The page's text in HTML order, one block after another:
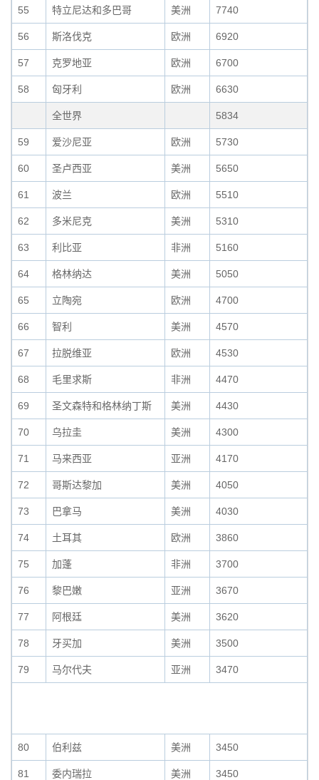
55 特立尼达和多巴哥 美洲 7740
56 斯洛伐克 欧洲 6920
57 克罗地亚 欧洲 6700
58 匈牙利 欧洲 6630
全世界 5834
59 爱沙尼亚 欧洲 5730
60 圣卢西亚 美洲 5650
61 波兰 欧洲 5510
62 多米尼克 美洲 5310
63 利比亚 非洲 5160
64 格林纳达 美洲 5050
65 立陶宛 欧洲 4700
66 智利 美洲 4570
67 拉脱维亚 欧洲 4530
68 毛里求斯 非洲 4470
69 圣文森特和格林纳丁斯 美洲 4430
70 乌拉圭 美洲 4300
71 马来西亚 亚洲 4170
72 哥斯达黎加 美洲 4050
73 巴拿马 美洲 4030
74 土耳其 欧洲 3860
75 加蓬 非洲 3700
76 黎巴嫩 亚洲 3670
77 阿根廷 美洲 3620
78 牙买加 美洲 3500
79 马尔代夫 亚洲 3470
80 伯利兹 美洲 3450
81 委内瑞拉 美洲 3450